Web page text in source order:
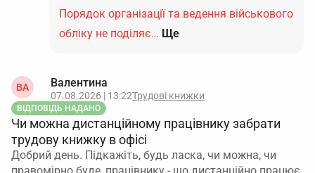
Порядок організації та ведення військового
обліку не поділяє… Ще
ВА Валентина
07.08.2026 | 13:22Трудові книжки
ВІДПОВІДЬ НАДАНО
Чи можна дистанційному працівнику забрати
трудову книжку в офісі
Добрий день. Підкажіть, будь ласка, чи можна, чи